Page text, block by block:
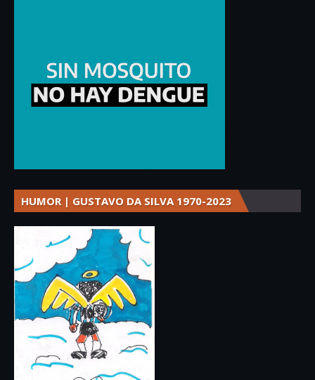
HUMOR | GUSTAVO DA SILVA 1970-2023